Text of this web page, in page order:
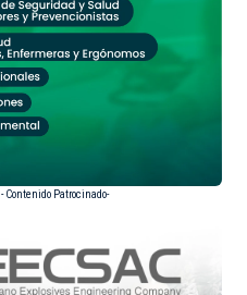
- Contenido Patrocinado-